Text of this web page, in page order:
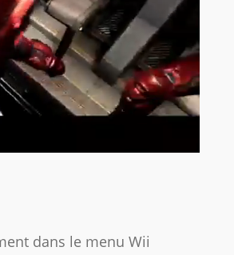
dans le menu Wii